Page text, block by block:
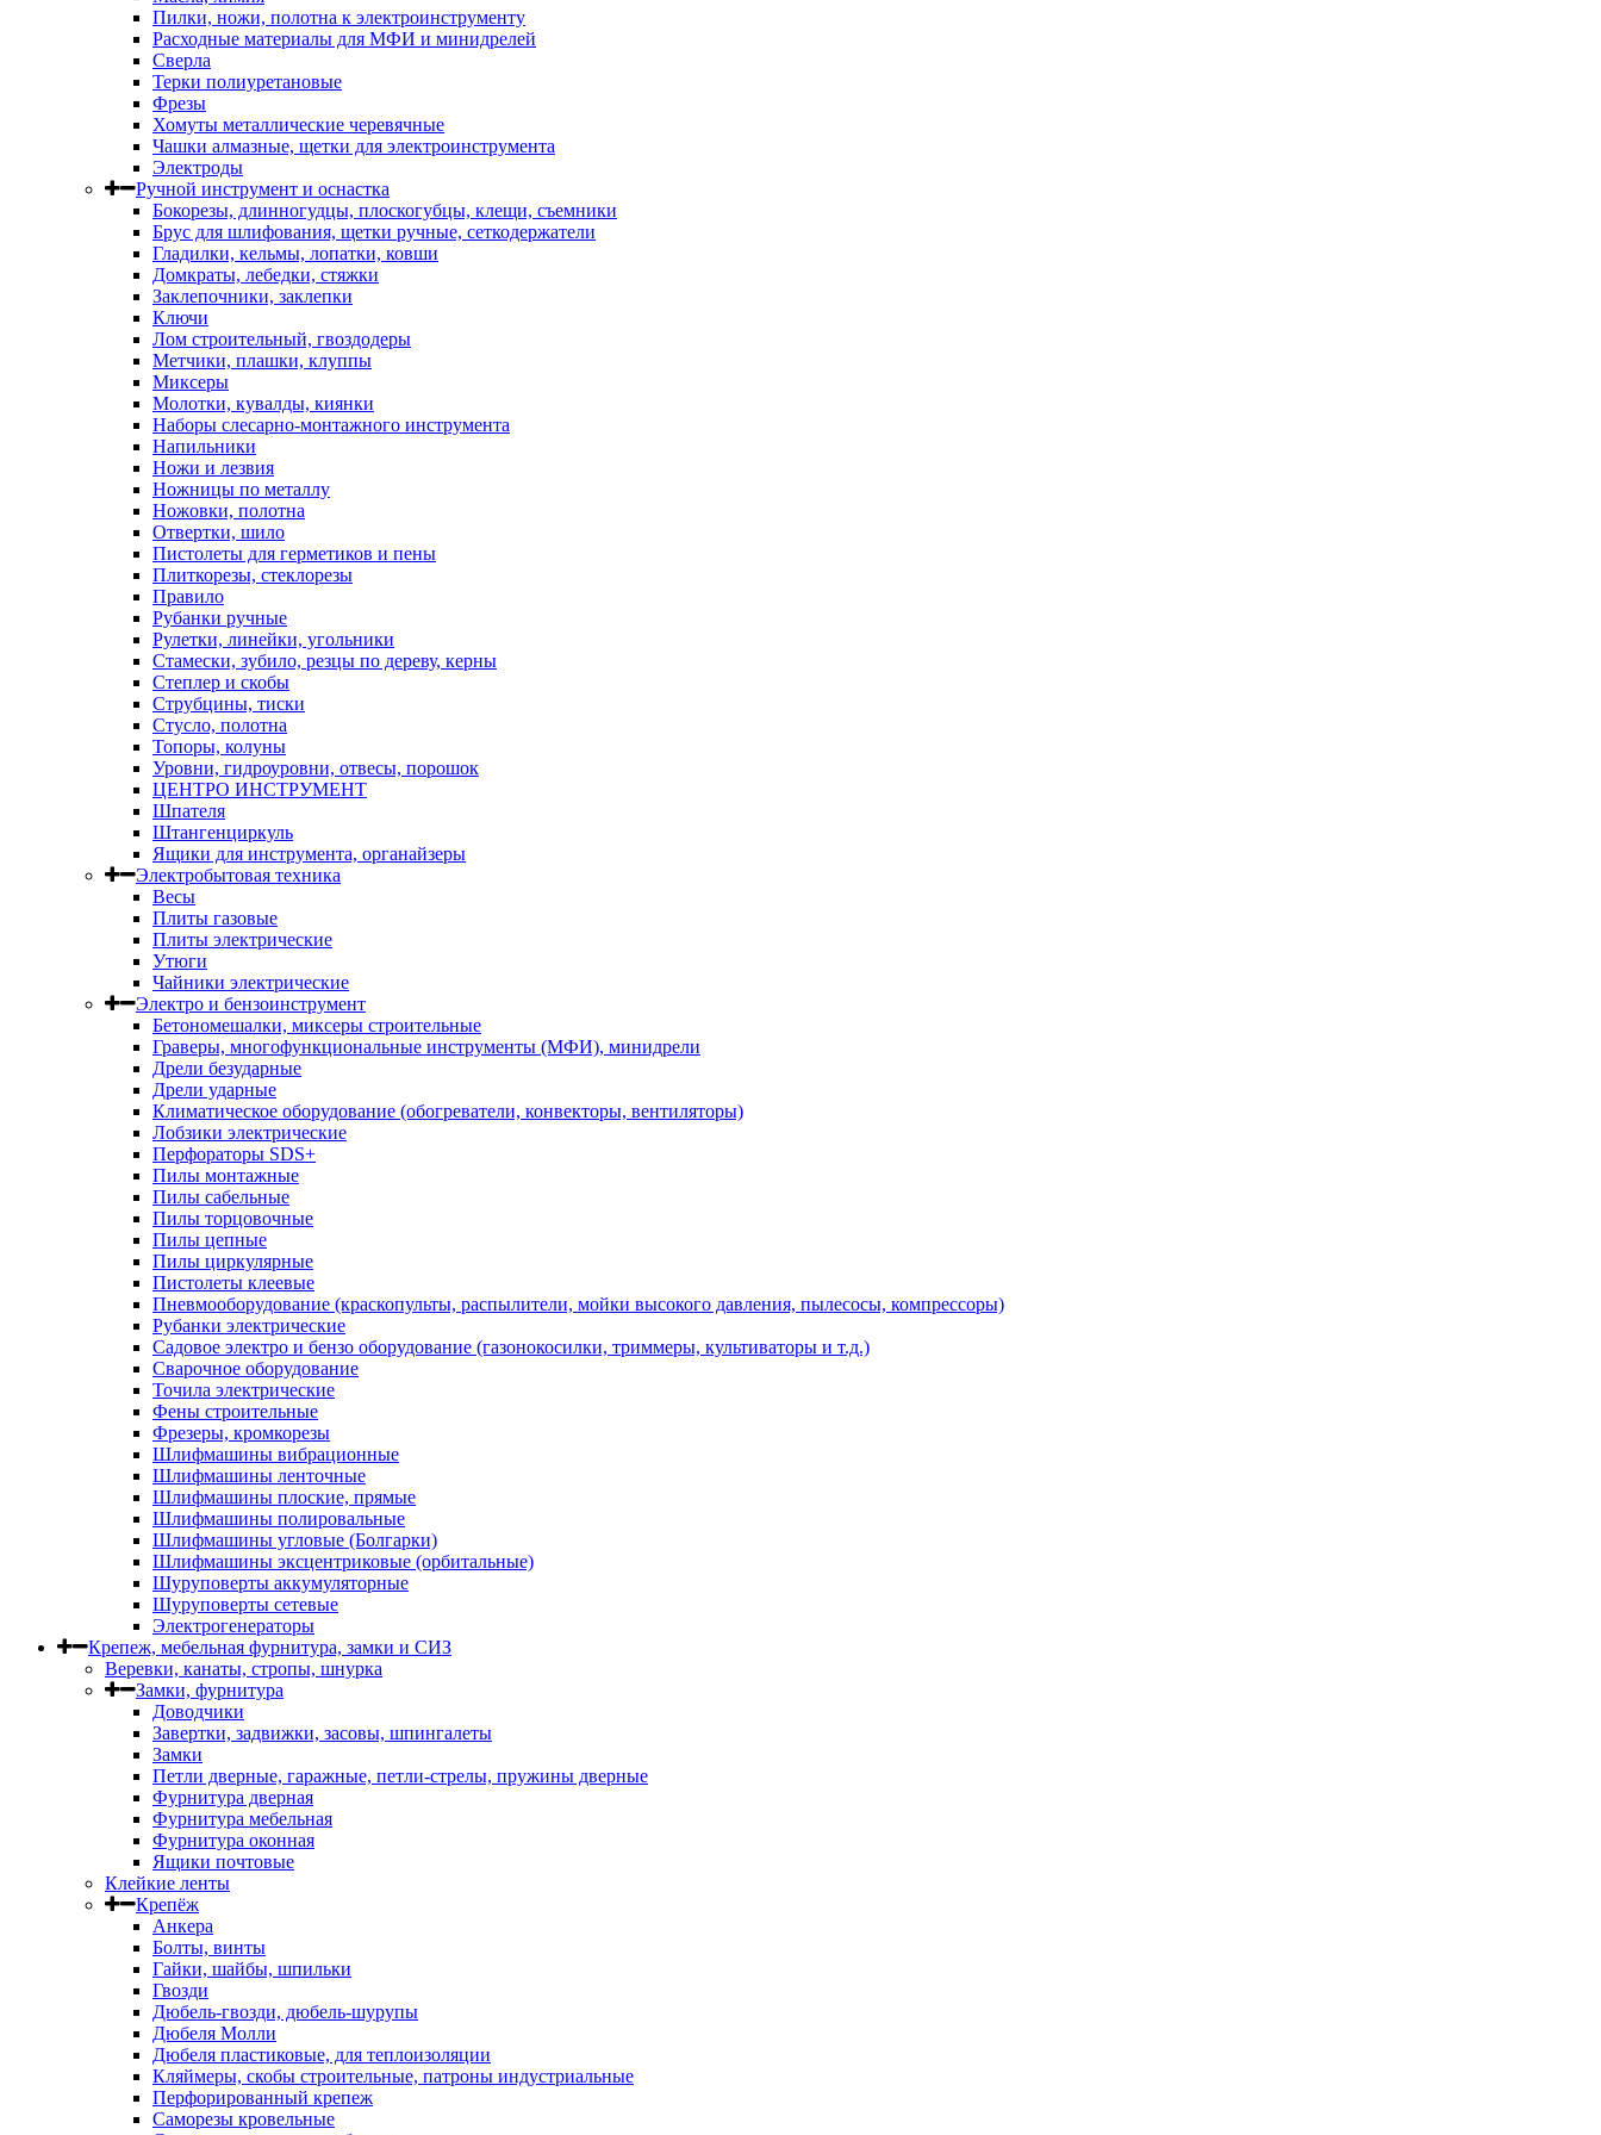
Пилки, ножи, полотна к электроинструменту
Расходные материалы для МФИ и минидрелей
Сверла
Терки полиуретановые
Фрезы
Хомуты металлические черевячные
Чашки алмазные, щетки для электроинструмента
Электроды
Ручной инструмент и оснастка
Бокорезы, длинногудцы, плоскогубцы, клещи, съемники
Брус для шлифования, щетки ручные, сеткодержатели
Гладилки, кельмы, лопатки, ковши
Домкраты, лебедки, стяжки
Заклепочники, заклепки
Ключи
Лом строительный, гвоздодеры
Метчики, плашки, клуппы
Миксеры
Молотки, кувалды, киянки
Наборы слесарно-монтажного инструмента
Напильники
Ножи и лезвия
Ножницы по металлу
Ножовки, полотна
Отвертки, шило
Пистолеты для герметиков и пены
Плиткорезы, стеклорезы
Правило
Рубанки ручные
Рулетки, линейки, угольники
Стамески, зубило, резцы по дереву, керны
Степлер и скобы
Струбцины, тиски
Стусло, полотна
Топоры, колуны
Уровни, гидроуровни, отвесы, порошок
ЦЕНТРО ИНСТРУМЕНТ
Шпателя
Штангенциркуль
Ящики для инструмента, органайзеры
Электробытовая техника
Весы
Плиты газовые
Плиты электрические
Утюги
Чайники электрические
Электро и бензоинструмент
Бетономешалки, миксеры строительные
Граверы, многофункциональные инструменты (МФИ), минидрели
Дрели безударные
Дрели ударные
Климатическое оборудование (обогреватели, конвекторы, вентиляторы)
Лобзики электрические
Перфораторы SDS+
Пилы монтажные
Пилы сабельные
Пилы торцовочные
Пилы цепные
Пилы циркулярные
Пистолеты клеевые
Пневмооборудование (краскопульты, распылители, мойки высокого давления, пылесосы, компрессоры)
Рубанки электрические
Садовое электро и бензо оборудование (газонокосилки, триммеры, культиваторы и т.д.)
Сварочное оборудование
Точила электрические
Фены строительные
Фрезеры, кромкорезы
Шлифмашины вибрационные
Шлифмашины ленточные
Шлифмашины плоские, прямые
Шлифмашины полировальные
Шлифмашины угловые (Болгарки)
Шлифмашины эксцентриковые (орбитальные)
Шуруповерты аккумуляторные
Шуруповерты сетевые
Электрогенераторы
Крепеж, мебельная фурнитура, замки и СИЗ
Веревки, канаты, стропы, шнурка
Замки, фурнитура
Доводчики
Завертки, задвижки, засовы, шпингалеты
Замки
Петли дверные, гаражные, петли-стрелы, пружины дверные
Фурнитура дверная
Фурнитура мебельная
Фурнитура оконная
Ящики почтовые
Клейкие ленты
Крепёж
Анкера
Болты, винты
Гайки, шайбы, шпильки
Гвозди
Дюбель-гвозди, дюбель-шурупы
Дюбеля Молли
Дюбеля пластиковые, для теплоизоляции
Кляймеры, скобы строительные, патроны индустриальные
Перфорированный крепеж
Саморезы кровельные